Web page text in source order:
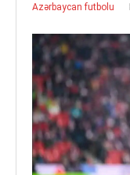
Azərbaycan futbolu